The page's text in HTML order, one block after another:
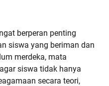
berperan penting
siswa yang beriman dan
merdeka, mata
siswa tidak hanya
secara teori,